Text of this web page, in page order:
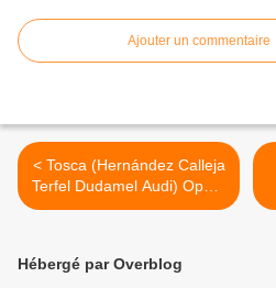
Ajouter un commentaire
< Tosca (Hernández Calleja
Terfel Dudamel Audi) Opéra
de Paris
Hébergé par Overblog